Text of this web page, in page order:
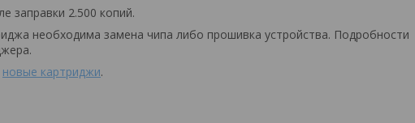
заправки 2.500 копий.
необходима замена чипа либо прошивка устройства. Подробности
новые картриджи.